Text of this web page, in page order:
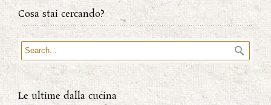
Cosa stai cercando?
Le ultime dalla cucina